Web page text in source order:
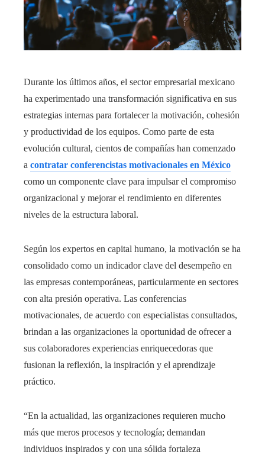
Durante los últimos años, el sector empresarial mexicano
ha experimentado una transformación significativa en sus
estrategias internas para fortalecer la motivación, cohesión
y productividad de los equipos. Como parte de esta
evolución cultural, cientos de compañías han comenzado
a contratar conferencistas motivacionales en México
como un componente clave para impulsar el compromiso
organizacional y mejorar el rendimiento en diferentes
niveles de la estructura laboral.
Según los expertos en capital humano, la motivación se ha
consolidado como un indicador clave del desempeño en
las empresas contemporáneas, particularmente en sectores
con alta presión operativa. Las conferencias
motivacionales, de acuerdo con especialistas consultados,
brindan a las organizaciones la oportunidad de ofrecer a
sus colaboradores experiencias enriquecedoras que
fusionan la reflexión, la inspiración y el aprendizaje
práctico.
“En la actualidad, las organizaciones requieren mucho
más que meros procesos y tecnología; demandan
individuos inspirados y con una sólida fortaleza